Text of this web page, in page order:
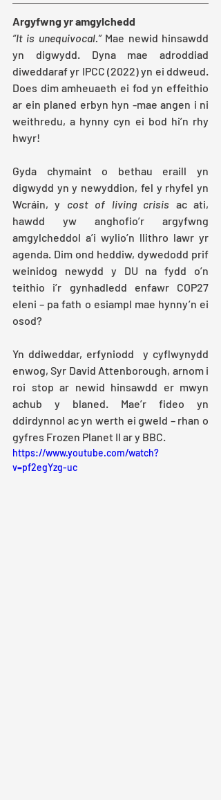
Argyfwng yr amgylchedd
“It is unequivocal.” Mae newid hinsawdd
yn digwydd. Dyna mae adroddiad
diweddaraf yr IPCC (2022) yn ei ddweud.
Does dim amheuaeth ei fod yn effeithio
ar ein planed erbyn hyn -mae angen i ni
weithredu, a hynny cyn ei bod hi’n rhy
hwyr!
Gyda chymaint o bethau eraill yn
digwydd yn y newyddion, fel y rhyfel yn
Wcráin, y cost of living crisis ac ati,
hawdd yw anghofio’r argyfwng
amgylcheddol a’i wylio’n llithro lawr yr
agenda. Dim ond heddiw, dywedodd prif
weinidog newydd y DU na fydd o’n
teithio i’r gynhadledd enfawr COP27
eleni – pa fath o esiampl mae hynny’n ei
osod?
Yn ddiweddar, erfyniodd  y cyflwynydd
enwog, Syr David Attenborough, arnom i
roi stop ar newid hinsawdd er mwyn
achub y blaned. Mae’r fideo yn
ddirdynnol ac yn werth ei gweld – rhan o
gyfres Frozen Planet II ar y BBC.
https://www.youtube.com/watch?
v=pf2egYzg-uc